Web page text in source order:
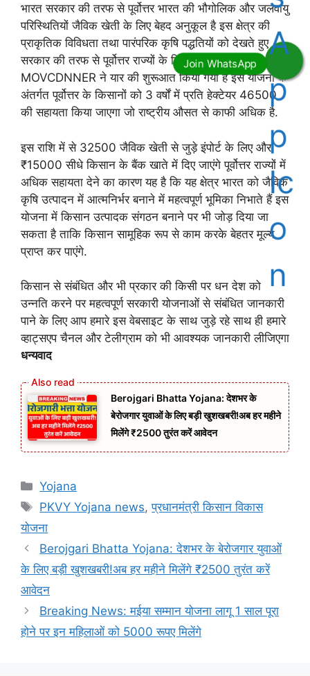
भारत सरकार की तरफ से पूर्वोत्तर भारत की भौगोलिक और जलवायु
परिस्थितियों जैविक खेती के लिए बेहद अनुकूल है इस क्षेत्र की
प्राकृतिक विविधता तथा पारंपरिक कृषि पद्धतियों को देखते हुए
सरकार की तरफ से पूर्वोत्तर राज्यों के लिए एक विशेष योजना
MOVCDNNER ने यार की शुरूआत किया गया है इस योजना के
अंतर्गत पूर्वोत्तर के किसानों को 3 वर्षों में प्रति हेक्टेयर 46500
की सहायता किया जाएगा जो राष्ट्रीय औसत से काफी अधिक है.
इस राशि में से 32500 जैविक खेती से जुड़े इंपोर्ट के लिए और
₹15000 सीधे किसान के बैंक खाते में दिए जाएंगे पूर्वोत्तर राज्यों में
अधिक सहायता देने का कारण यह है कि यह क्षेत्र भारत को जैविक
कृषि उत्पादन में आत्मनिर्भर बनाने में महत्वपूर्ण भूमिका निभाते हैं इस
योजना में किसान उत्पादक संगठन बनाने पर भी जोड़ दिया जा
सकता है ताकि किसान सामूहिक रूप से काम करके बेहतर मूल्य
प्राप्त कर पाएंगे.
किसान से संबंधित और भी प्रकार की किसी पर धन देश को
उन्नति करने पर महत्वपूर्ण सरकारी योजनाओं से संबंधित जानकारी
पाने के लिए आप हमारे इस वेबसाइट के साथ जुड़े रहे साथ ही हमारे
व्हाट्सएप चैनल और टेलीग्राम को भी आवश्यक जानकारी लीजिएगा
धन्यवाद
Berojgari Bhatta Yojana: देशभर के
बेरोजगार युवाओं के लिए बड़ी खुशखबरी!अब हर महीने
मिलेंगे ₹2500 तुरंत करें आवेदन
Categories
Yojana
Tags
PKVY Yojana news,प्रधानमंत्री किसान विकास
योजना
Berojgari Bhatta Yojana: देशभर के बेरोजगार युवाओं
के लिए बड़ी खुशखबरी!अब हर महीने मिलेंगे ₹2500 तुरंत करें
आवेदन
Breaking News: मईया सम्मान योजना लागू 1 साल पूरा
होने पर इन महिलाओं को 5000 रूपए मिलेंगे